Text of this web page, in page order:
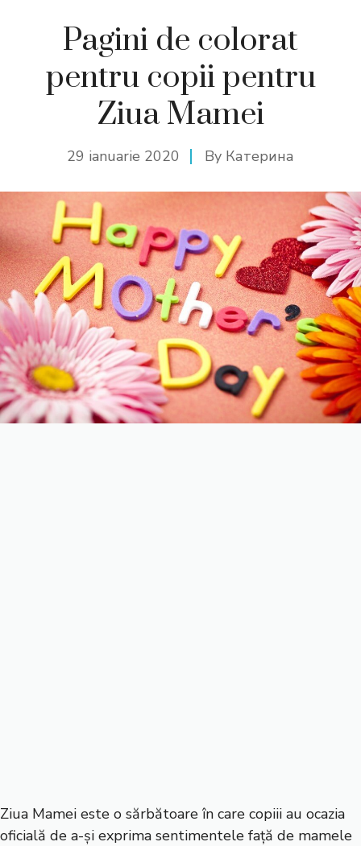
Pagini de colorat
pentru copii pentru
Ziua Mamei
29 ianuarie 2020 By Катерина
Ziua Mamei este o sărbătoare în care copiii au ocazia
oficială de a-și exprima sentimentele față de mamele